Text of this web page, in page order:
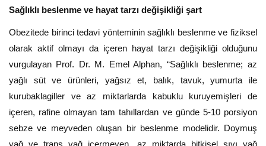
Sağlıklı beslenme ve hayat tarzı değişikliği şart
Obezitede birinci tedavi yönteminin sağlıklı beslenme ve fiziksel
olarak aktif olmayı da içeren hayat tarzı değişikliği olduğunu
vurgulayan Prof. Dr. M. Emel Alphan, “Sağlıklı beslenme; az
yağlı süt ve ürünleri, yağsız et, balık, tavuk, yumurta ile
kurubaklagiller ve az miktarlarda kabuklu kuruyemişleri de
içeren, rafine olmayan tam tahıllardan ve günde 5-10 porsiyon
sebze ve meyveden oluşan bir beslenme modelidir. Doymuş
yağ ve trans yağ içermeyen, az miktarda bitkisel sıvı yağ